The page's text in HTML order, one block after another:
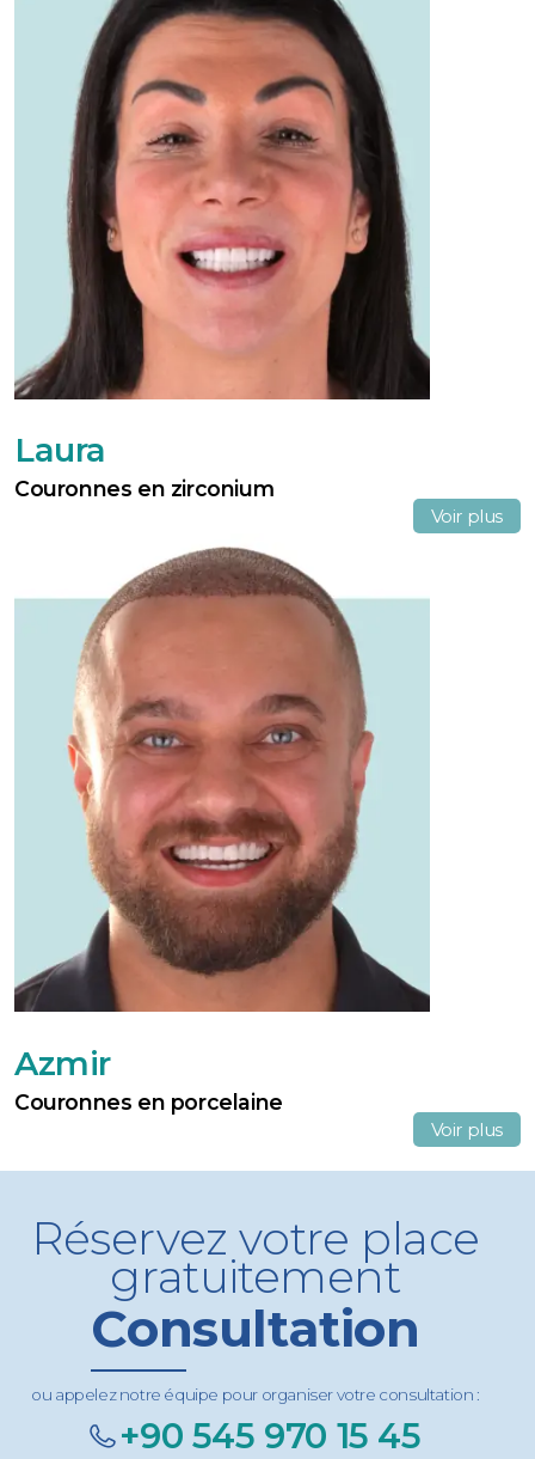
Laura
Couronnes en zirconium
Voir plus
Azmir
Couronnes en porcelaine
Voir plus
Réservez votre place
gratuitement
Consultation
ou appelez notre équipe pour organiser votre consultation :
+90 545 970 15 45